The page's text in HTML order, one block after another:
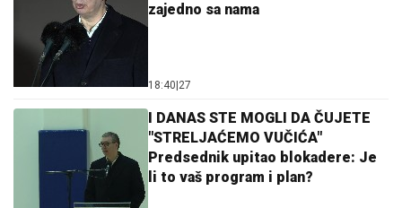
zajedno sa nama
18:40 27
I DANAS STE MOGLI DA ČUJETE
"STRELJAĆEMO VUČIĆA"
Predsednik upitao blokadere: Je
li to vaš program i plan?